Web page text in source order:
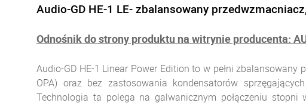
Audio-GD HE-1 LE- zbalansowany
Odnośnik do strony produktu na witrynie producenta:
Audio-GD HE-1 Linear Power Edition to w pełni
OPA) oraz bez zastosowania kondensatorów
Technologia ta polega na galwanicznym połączeniu